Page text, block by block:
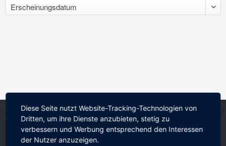
Diese Seite nutzt Website-Tracking-Technologien von
Dritten, um ihre Dienste anzubieten, stetig zu
verbessern und Werbung entsprechend den Interessen
der Nutzer anzuzeigen.